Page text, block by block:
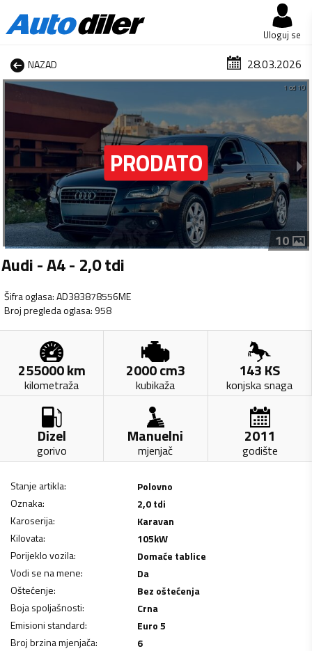
Uloguj se
NAZAD 28.03.2026
1 od 10
10
Audi - A4 - 2,0 tdi
Šifra oglasa:AD383878556ME
Broj pregleda oglasa: 958
255000km
kilometraža
2000cm3
kubikaža
143KS
konjska snaga
Dizel
gorivo
Manuelni
mjenjač
2011
godište
Stanje artikla:
Polovno
Oznaka:
2,0 tdi
Karoserija:
Karavan
Kilovata: 105kW
Porijeklo vozila:
Domaće tablice
Vodi se na mene:
Da
Oštećenje:
Bez oštećenja
Boja spoljašnosti:
Crna
Emisioni standard:
Euro 5
Broj brzina mjenjača:
6